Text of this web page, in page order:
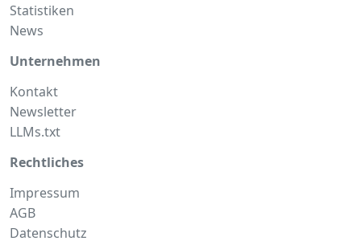
Statistiken
News
Unternehmen
Kontakt
Newsletter
LLMs.txt
Rechtliches
Impressum
AGB
Datenschutz